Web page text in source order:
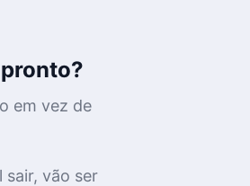
em vez de
sair, vão ser